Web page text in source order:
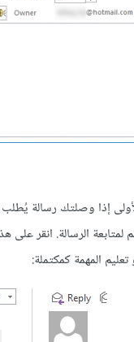
إذا وصلتك رسالة
الرسالة. انقر على